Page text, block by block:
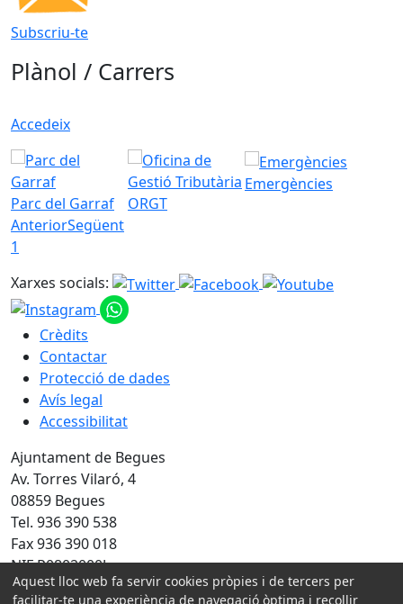
Subscriu-te
Plànol / Carrers
Accedeix
Parc del Garraf ORGT
Emergències
AnteriorSegüent
1
Xarxes socials:
Crèdits
Contactar
Protecció de dades
Avís legal
Accessibilitat
Ajuntament de Begues
Av. Torres Vilaró, 4
08859 Begues
Tel. 936 390 538
Fax 936 390 018
NIF P0802000J
Aquest lloc web fa servir cookies pròpies i de tercers per
facilitar-te una experiència de navegació òptima i recollir